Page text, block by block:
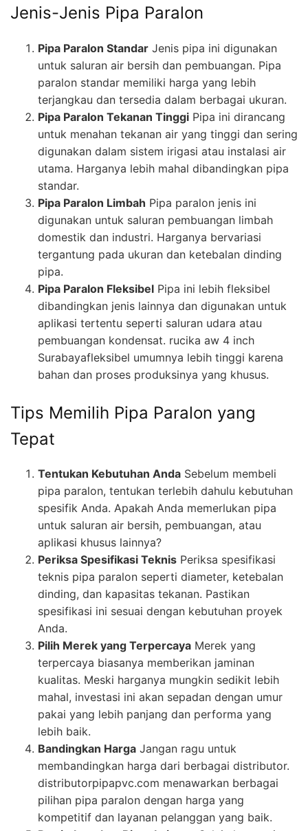
Jenis-Jenis Pipa Paralon
Pipa Paralon Standar Jenis pipa ini digunakan
untuk saluran air bersih dan pembuangan. Pipa
paralon standar memiliki harga yang lebih
terjangkau dan tersedia dalam berbagai ukuran.
Pipa Paralon Tekanan Tinggi Pipa ini dirancang
untuk menahan tekanan air yang tinggi dan sering
digunakan dalam sistem irigasi atau instalasi air
utama. Harganya lebih mahal dibandingkan pipa
standar.
Pipa Paralon Limbah Pipa paralon jenis ini
digunakan untuk saluran pembuangan limbah
domestik dan industri. Harganya bervariasi
tergantung pada ukuran dan ketebalan dinding
pipa.
Pipa Paralon Fleksibel Pipa ini lebih fleksibel
dibandingkan jenis lainnya dan digunakan untuk
aplikasi tertentu seperti saluran udara atau
pembuangan kondensat. rucika aw 4 inch
Surabayafleksibel umumnya lebih tinggi karena
bahan dan proses produksinya yang khusus.
Tips Memilih Pipa Paralon yang
Tepat
Tentukan Kebutuhan Anda Sebelum membeli
pipa paralon, tentukan terlebih dahulu kebutuhan
spesifik Anda. Apakah Anda memerlukan pipa
untuk saluran air bersih, pembuangan, atau
aplikasi khusus lainnya?
Periksa Spesifikasi Teknis Periksa spesifikasi
teknis pipa paralon seperti diameter, ketebalan
dinding, dan kapasitas tekanan. Pastikan
spesifikasi ini sesuai dengan kebutuhan proyek
Anda.
Pilih Merek yang Terpercaya Merek yang
terpercaya biasanya memberikan jaminan
kualitas. Meski harganya mungkin sedikit lebih
mahal, investasi ini akan sepadan dengan umur
pakai yang lebih panjang dan performa yang
lebih baik.
Bandingkan Harga Jangan ragu untuk
membandingkan harga dari berbagai distributor.
distributorpipapvc.com menawarkan berbagai
pilihan pipa paralon dengan harga yang
kompetitif dan layanan pelanggan yang baik.